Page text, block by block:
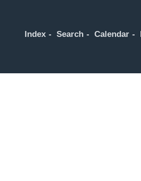
Index Search Calendar